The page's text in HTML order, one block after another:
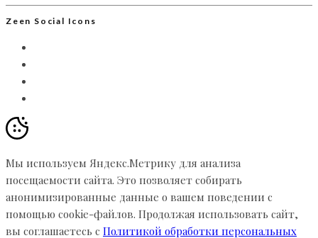
Zeen Social Icons
Мы используем Яндекс.Метрику для анализа
посещаемости сайта. Это позволяет собирать
анонимизированные данные о вашем поведении с
помощью cookie-файлов. Продолжая использовать сайт,
вы соглашаетесь с Политикой обработки персональных